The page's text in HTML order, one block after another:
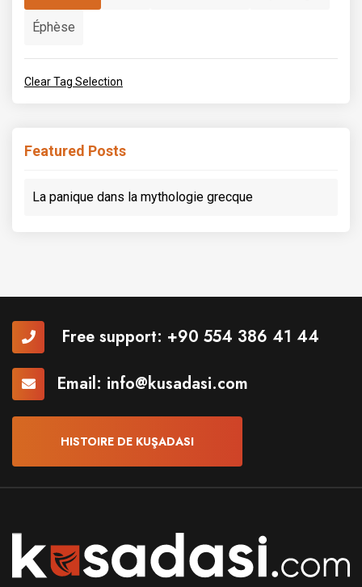
Éphèse
Clear Tag Selection
Featured Posts
La panique dans la mythologie grecque
Free support: +90 554 386 41 44
Email: info@kusadasi.com
HISTOIRE DE KUŞADASI